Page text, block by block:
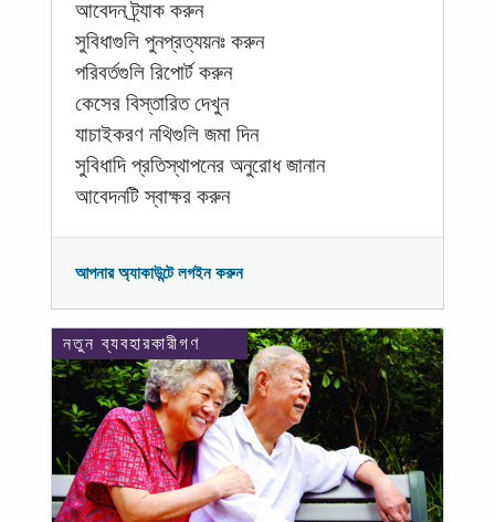
আবেদন ট্র্যাক করুন
সুবিধাগুলি পুনপ্রত্যয়নঃ করুন
পরিবর্তগুলি রিপোর্ট করুন
কেসের বিস্তারিত দেখুন
যাচাইকরণ নথিগুলি জমা দিন
সুবিধাদি প্রতিস্থাপনের অনুরোধ জানান
আবেদনটি স্বাক্ষর করুন
আপনার অ্যাকাউন্টে লগইন করুন
নতুন ব্যবহারকারীগণ